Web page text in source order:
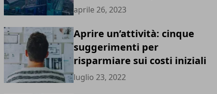
aprile 26, 2023
Aprire un’attività: cinque
suggerimenti per
risparmiare sui costi iniziali
luglio 23, 2022